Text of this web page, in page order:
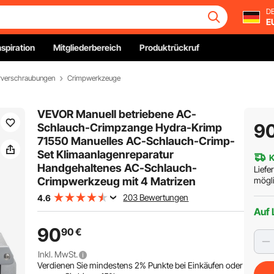
Mitgliederbereich Produktrückruf
Crimpwerkzeuge
VEVOR Manuell betriebene AC-
Schlauch-Crimpzange Hydra-Krimp
71550 Manuelles AC-Schlauch-Crimp-
Set Klimaanlagenreparatur
Handgehaltenes AC-Schlauch-
Crimpwerkzeug mit 4 Matrizen
4.6 203 Bewertungen
9090€
Inkl. MwSt.
Verdienen Sie mindestens2% Punkte bei Einkäufen oder
Auf